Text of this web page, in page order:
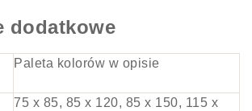
dodatkowe
Paleta kolorów w opisie
75 x 85, 85 x 120, 85 x 150, 115 x